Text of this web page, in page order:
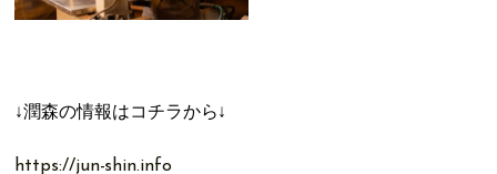
↓潤森の情報はコチラから↓
https://jun-shin.info